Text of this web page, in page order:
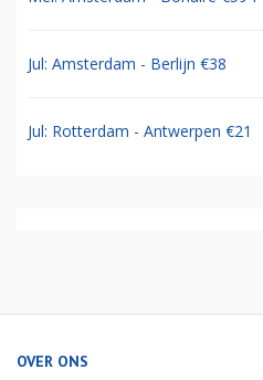
Jul: Amsterdam - Berlijn €38
Jul: Rotterdam - Antwerpen €21
OVER ONS